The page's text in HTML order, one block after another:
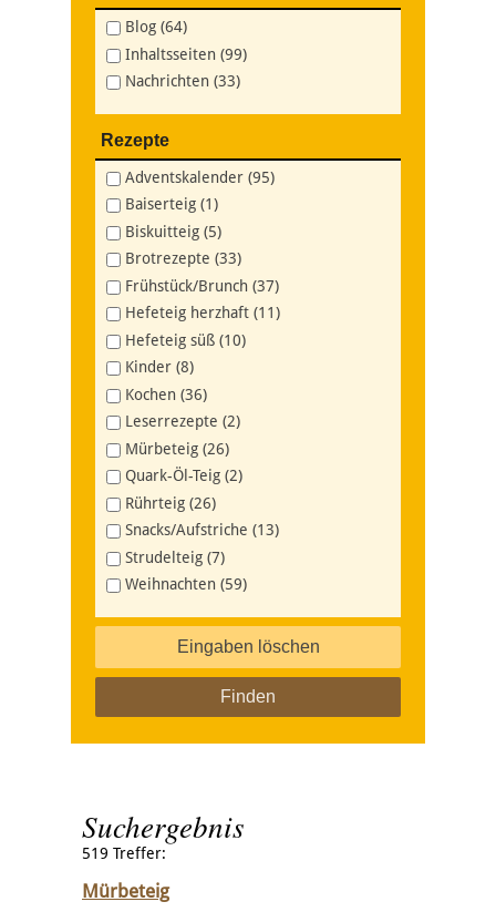
Blog (64)
Inhaltsseiten (99)
Nachrichten (33)
Rezepte
Adventskalender (95)
Baiserteig (1)
Biskuitteig (5)
Brotrezepte (33)
Frühstück/Brunch (37)
Hefeteig herzhaft (11)
Hefeteig süß (10)
Kinder (8)
Kochen (36)
Leserrezepte (2)
Mürbeteig (26)
Quark-Öl-Teig (2)
Rührteig (26)
Snacks/Aufstriche (13)
Strudelteig (7)
Weihnachten (59)
Eingaben löschen
Suchergebnis
519 Treffer:
Mürbeteig